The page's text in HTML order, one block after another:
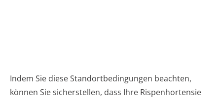
Indem Sie diese Standortbedingungen beachten,
können Sie sicherstellen, dass Ihre Rispenhortensie